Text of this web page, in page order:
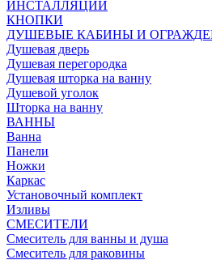
ИНСТАЛЛЯЦИИ
КНОПКИ
ДУШЕВЫЕ КАБИНЫ И
Душевая дверь
Душевая перегородка
Душевая шторка на ванну
Душевой уголок
Шторка на ванну
ВАННЫ
Ванна
Панели
Ножки
Каркас
Установочный комплект
Изливы
СМЕСИТЕЛИ
Смеситель для ванны и душа
Смеситель для раковины